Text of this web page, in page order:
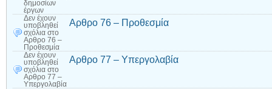
δημοσίων
έργων
Δεν έχουν
υποβληθεί
σχόλια στο
Αρθρο 76 –
Προθεσμία
Αρθρο 76 – Προθεσμία
Δεν έχουν
υποβληθεί
σχόλια στο
Αρθρο 77 –
Υπεργολαβία
Αρθρο 77 – Υπεργολαβία